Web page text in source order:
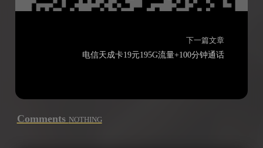
下一篇文章
电信天成卡19元195G流量+100分钟通话
Comments NOTHING